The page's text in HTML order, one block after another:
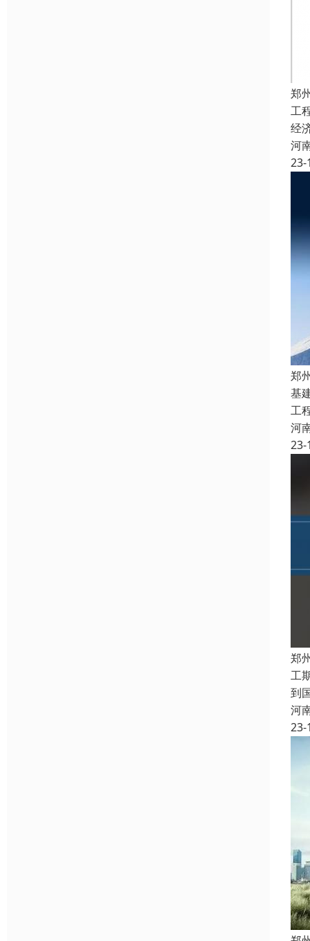
郑
工
经
河
23-
郑
基
工
河
23-
郑
工
到
河
23-